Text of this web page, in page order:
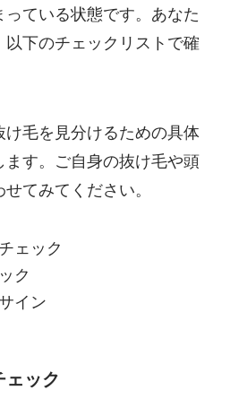
ている状態です。あなた
下のチェックリストで確
け毛を見分けるための具体
ます。ご自身の抜け毛や頭
てみてください。
ェック
ク
イン
ェック